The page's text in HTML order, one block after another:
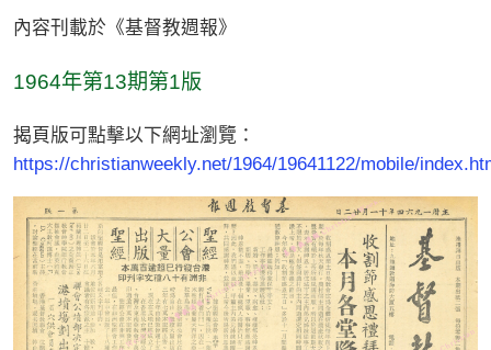
內容刊載於《基督教週報》
1964年第13期第1版
揭頁版可點擊以下網址瀏覽：
https://christianweekly.net/1964/19641122/mobile/